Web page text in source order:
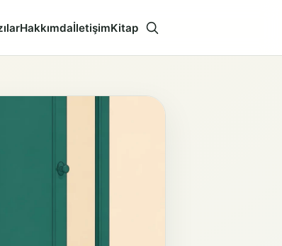
HakkımdaİletişimKitap Aramayı aç